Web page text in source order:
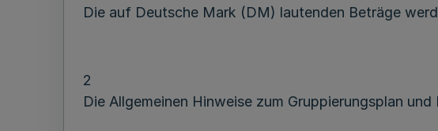
Die auf Deutsche Mark (DM) lautenden Beträge
2
Die Allgemeinen Hinweise zum Gruppierungsplan